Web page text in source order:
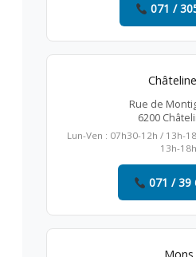
071 /
Rue de
6200
Lun-Ven : 07h30-12h / 13h-
13h-18h
071 / 39